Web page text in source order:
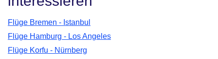
Flüge Bremen - Istanbul
Flüge Hamburg - Los Angeles
Flüge Korfu - Nürnberg